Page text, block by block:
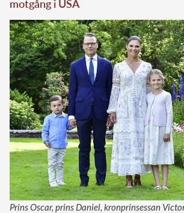
motgång i USA
Prins Oscar, prins Daniel, kronprinsessan